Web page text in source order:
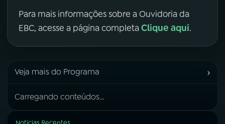
Para mais informações sobre a Ouvidoria da
EBC, acesse a página completa Clique aqui.
Veja mais do Programa ›
Carregando conteúdos...